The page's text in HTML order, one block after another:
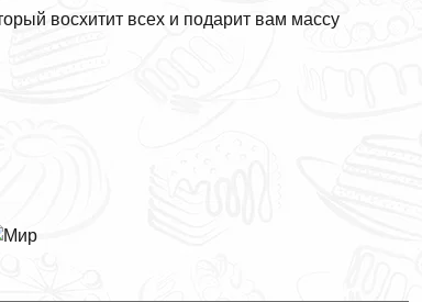
восхитит всех и подарит вам массу